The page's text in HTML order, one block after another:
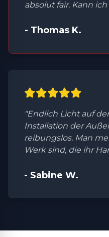
absolut fair. Kann
- Thomas K.
"Endlich Licht auf
Installation der
reibungslos. Man
Werk sind, die ihr
- Sabine W.